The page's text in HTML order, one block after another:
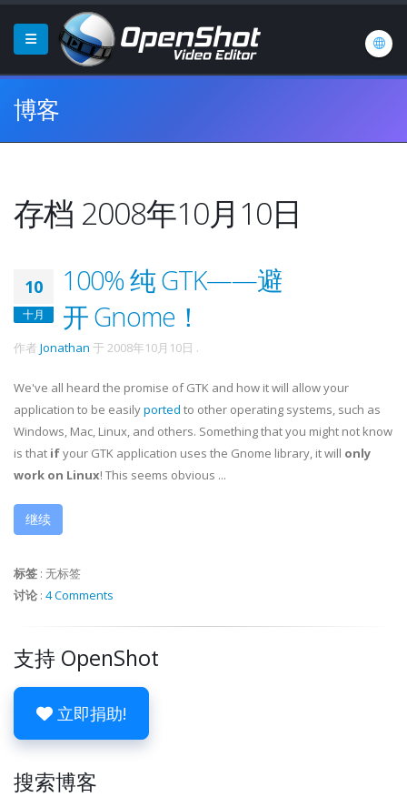
博客
存档 2008年10月10日
10
十月
100% 纯 GTK——避
开 Gnome！
作者 Jonathan 于 2008年10月10日 .
We've all heard the promise of GTK and how it will allow your
application to be easilyported to other operating systems, such as
Windows, Mac, Linux, and others. Something that you might not know
is that ifyour GTK application uses the Gnome library, it will only
work on Linux! This seems obvious ...
继续
标签 : 无标签
讨论 : 4 Comments
支持 OpenShot
立即捐助!
搜索博客